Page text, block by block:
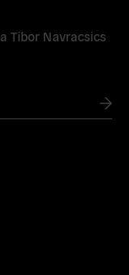
Tibor Navracsics